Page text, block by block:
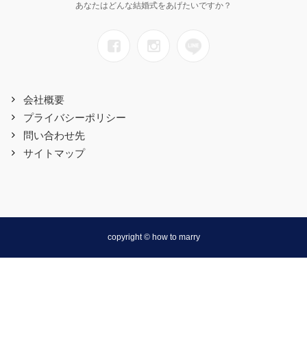
あなたはどんな結婚式をあげたいですか？
会社概要
プライバシーポリシー
問い合わせ先
サイトマップ
copyright © how to marry